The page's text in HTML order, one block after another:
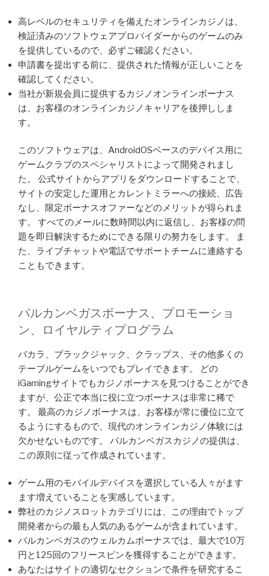
高レベルのセキュリティを備えたオンラインカジノは、
検証済みのソフトウェアプロバイダーからのゲームのみ
を提供しているので、必ずご確認ください。
申請書を提出する前に、提供された情報が正しいことを
確認してください。
当社が新規会員に提供するカジノオンラインボーナス
は、お客様のオンラインカジノキャリアを後押ししま
す。
このソフトウェアは、AndroidOSベースのデバイス用に
ゲームクラブのスペシャリストによって開発されまし
た。 公式サイトからアプリをダウンロードすることで、
サイトの安定した運用とカレントミラーへの接続、広告
なし、限定ボーナスオファーなどのメリットが得られま
す。 すべてのメールに数時間以内に返信し、お客様の問
題を即日解決するためにできる限りの努力をします。 ま
た、ライブチャットや電話でサポートチームに連絡する
こともできます。
バルカンベガスボ​​ーナス、プロモーショ
ン、ロイヤルティプログラム
バカラ、ブラックジャック、クラップス、その他多くの
テーブルゲームをいつでもプレイできます。 どの
iGamingサイトでもカジノボーナスを見つけることができ
ますが、公正で本当に役に立つボーナスは非常に稀で
す。 最高のカジノボーナスは、お客様が常に優位に立て
るようにするもので、現代のオンラインカジノ体験には
欠かせないものです。 バルカンベガスカジノの提供は、
この原則に従って作成されています。
ゲーム用のモバイルデバイスを選択している人々がます
ます増えていることを実感しています。
弊社のカジノスロットカテゴリには、この理由でトップ
開発者からの最も人気のあるゲームが含まれています。
バルカンベガスのウェルカムボーナスでは、最大で10万
円と125回のフリースピンを獲得することができます。
あなたはサイトの適切なセクションで条件を研究するこ